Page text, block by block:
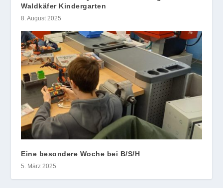
Waldkäfer Kindergarten
8. August 2025
Eine besondere Woche bei B/S/H
5. März 2025